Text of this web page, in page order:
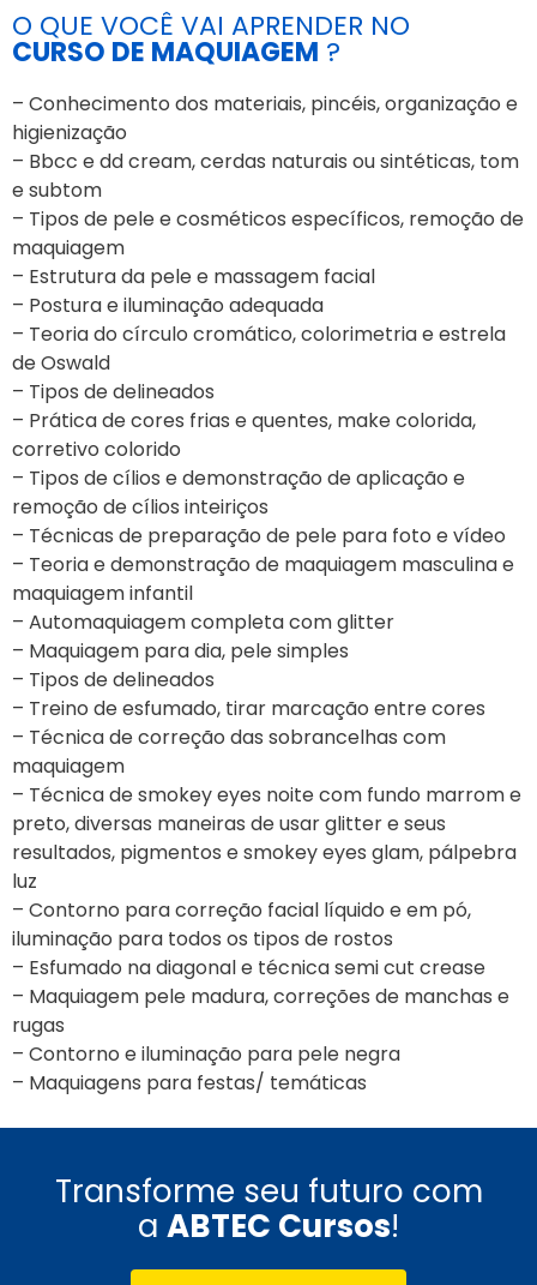
O QUE VOCÊ VAI APRENDER NO
CURSO DE MAQUIAGEM ?
– Conhecimento dos materiais, pincéis, organização e
higienização
– Bbcc e dd cream, cerdas naturais ou sintéticas, tom
e subtom
– Tipos de pele e cosméticos específicos, remoção de
maquiagem
– Estrutura da pele e massagem facial
– Postura e iluminação adequada
– Teoria do círculo cromático, colorimetria e estrela
de Oswald
– Tipos de delineados
– Prática de cores frias e quentes, make colorida,
corretivo colorido
– Tipos de cílios e demonstração de aplicação e
remoção de cílios inteiriços
– Técnicas de preparação de pele para foto e vídeo
– Teoria e demonstração de maquiagem masculina e
maquiagem infantil
– Automaquiagem completa com glitter
– Maquiagem para dia, pele simples
– Tipos de delineados
– Treino de esfumado, tirar marcação entre cores
– Técnica de correção das sobrancelhas com
maquiagem
– Técnica de smokey eyes noite com fundo marrom e
preto, diversas maneiras de usar glitter e seus
resultados, pigmentos e smokey eyes glam, pálpebra
luz
– Contorno para correção facial líquido e em pó,
iluminação para todos os tipos de rostos
– Esfumado na diagonal e técnica semi cut crease
– Maquiagem pele madura, correções de manchas e
rugas
– Contorno e iluminação para pele negra
– Maquiagens para festas/ temáticas
Transforme seu futuro com
a ABTEC Cursos!